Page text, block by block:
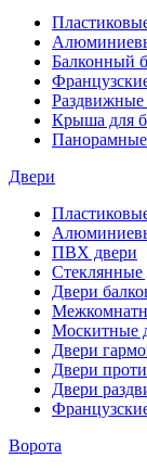
Балконный
Раздвижные
Крыша для
Панорамные
Двери
ПВХ двери
Стеклянные
Двери
Москитные
Двери
Двери
Двери
Ворота